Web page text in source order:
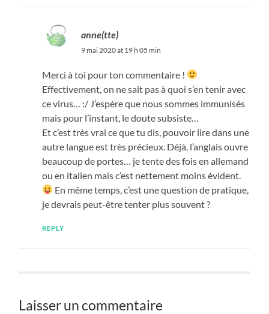
anne(tte)
9 mai 2020 at 19 h 05 min
Merci à toi pour ton commentaire !
Effectivement, on ne sait pas à quoi s’en tenir avec
ce virus… :/ J’espère que nous sommes immunisés
mais pour l’instant, le doute subsiste…
Et c’est très vrai ce que tu dis, pouvoir lire dans une
autre langue est très précieux. Déjà, l’anglais ouvre
beaucoup de portes… je tente des fois en allemand
ou en italien mais c’est nettement moins évident.
En même temps, c’est une question de pratique,
je devrais peut-être tenter plus souvent ?
REPLY
Laisser un commentaire